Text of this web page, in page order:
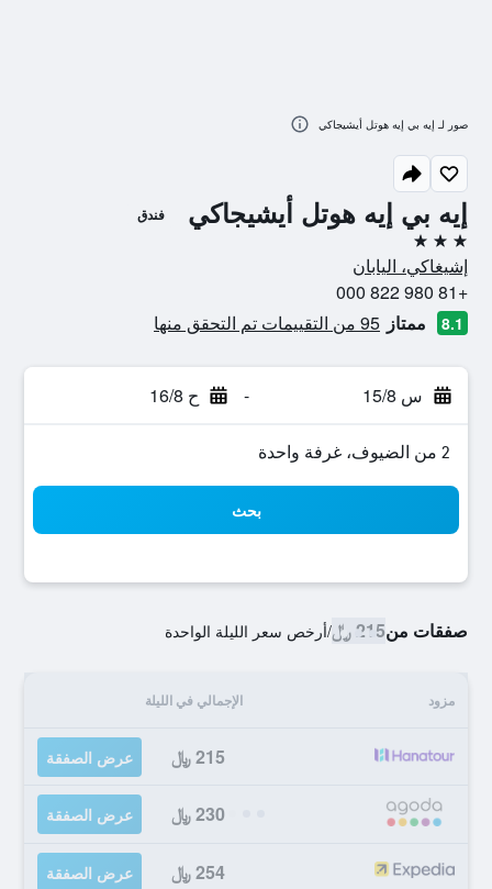
إيه بي إيه هوتل أيشيجاكي فندق
3 نجوم
إشيغاكي، اليابان
+81 980 822 000
8.1 ممتاز 95 من التقييمات تم التحقق منها
س 15/8 - ح 16/8
2 من الضيوف، غرفة واحدة
بحث
صفقات من215 ﷼ /أرخص سعر الليلة الواحدة
مزود الإجمالي في الليلة
215 ﷼ عرض الصفقة
230 ﷼ عرض الصفقة
254 ﷼ عرض الصفقة
صور لـ إيه بي إيه هوتل أيشيجاكي